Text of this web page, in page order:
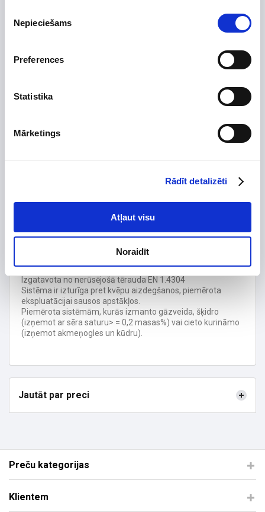
izvēle
Nepieciešams
Preferences
Statistika
Mārketings
Rādīt detalizēti
Atļaut visu
Noraidīt
Preces apraksts
Ražotājs
Platums, mm
Izgatavots no
Garantijas termiņš, mēn.
120
Dūmvadu ieliktņu sistēma ir paredzēta sadegšanas
produktu likvidēšanai no apkures iekārtām ar dabisku vilkmi.
Darba temperatūra <= 600 ° C.
Izgatavota no nerūsējošā tērauda EN 1.4304
Sistēma ir izturīga pret kvēpu aizdegšanos, piemērota
ekspluatācijai sausos apstākļos.
Piemērota sistēmām, kurās izmanto gāzveida, šķidro
(izņemot ar sēra saturu> = 0,2 masas%) vai cieto kurināmo
(izņemot akmeņogles un kūdru).
Jautāt par preci
Preču kategorijas
Klientem